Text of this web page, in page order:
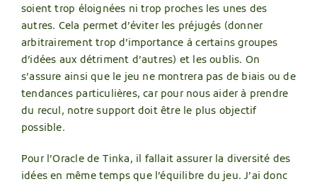
soient trop éloignées ni trop proches les unes des
autres. Cela permet d’éviter les préjugés (donner
arbitrairement trop d’importance à certains groupes
d’idées aux détriment d’autres) et les oublis. On
s’assure ainsi que le jeu ne montrera pas de biais ou de
tendances particulières, car pour nous aider à prendre
du recul, notre support doit être le plus objectif
possible.
Pour l’Oracle de Tinka, il fallait assurer la diversité des
idées en même temps que l’équilibre du jeu. J’ai donc